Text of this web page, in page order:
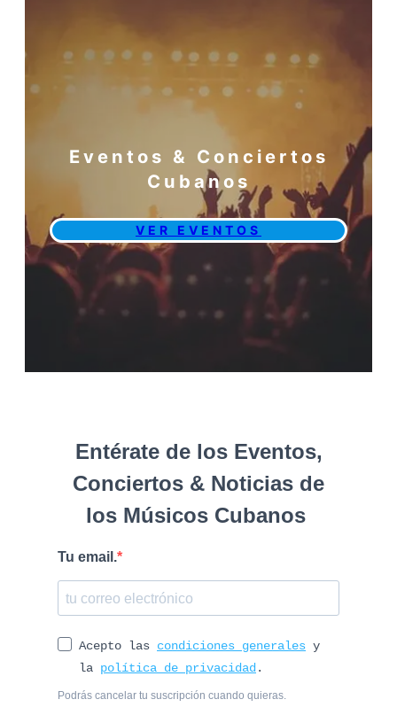
Eventos & Conciertos
Cubanos
VER EVENTOS
Entérate de los Eventos,
Conciertos & Noticias de
los Músicos Cubanos
Tu email.
Acepto las condiciones generales y
la política de privacidad.
Podrás cancelar tu suscripción cuando quieras.